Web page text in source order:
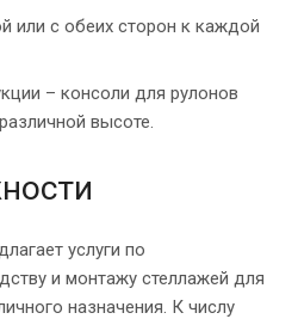
или с обеих сторон к каждой
– консоли для рулонов
высоте.
услуги по
и монтажу стеллажей для
назначения. К числу